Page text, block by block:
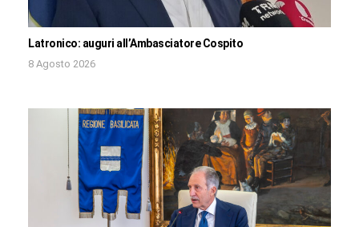
Latronico: auguri all’Ambasciatore Cospito
8 Agosto 2026